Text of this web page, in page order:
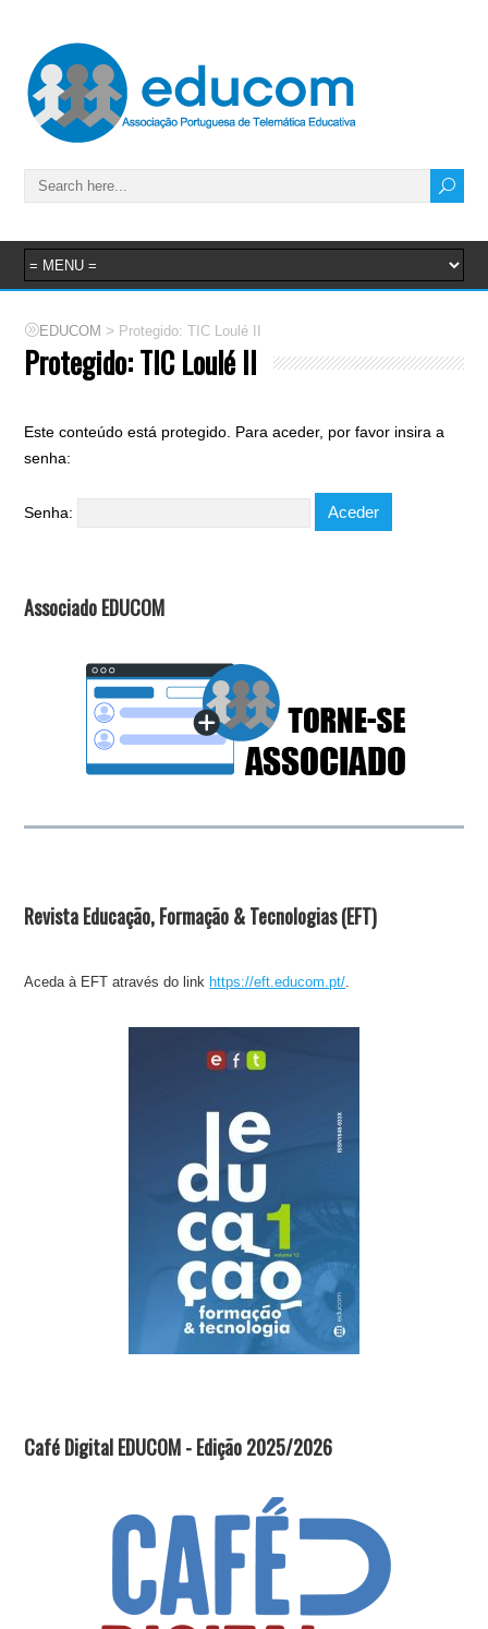
EDUCOM > Protegido: TIC Loulé II
Protegido: TIC Loulé II
Este conteúdo está protegido. Para aceder, por favor insira a
senha:
Senha:
Associado EDUCOM
Revista Educação, Formação & Tecnologias (EFT)
Aceda à EFT através do link https://eft.educom.pt/.
Café Digital EDUCOM - Edição 2025/2026